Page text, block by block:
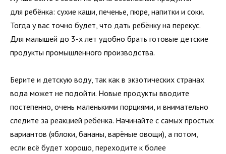
для ребёнка: сухие каши, печенье, пюре, напитки и соки.
Тогда у вас точно будет, что дать ребёнку на перекус.
Для малышей до 3-х лет удобно брать готовые детские
продукты промышленного производства.
Берите и детскую воду, так как в экзотических странах
вода может не подойти. Новые продукты вводите
постепенно, очень маленькими порциями, и внимательно
следите за реакцией ребёнка. Начинайте с самых простых
вариантов (яблоки, бананы, варёные овощи), а потом,
если всё будет хорошо, переходите к более